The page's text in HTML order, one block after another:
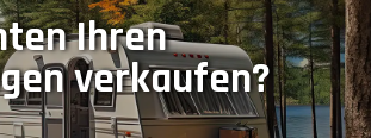
Ihren
verkaufen?